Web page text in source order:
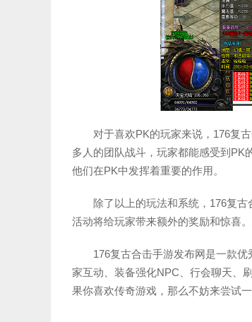
对于喜欢PK的玩家来说，176复
多人的团队战斗，玩家都能感受到PK
他们在PK中发挥着重要的作用。
除了以上的玩法和系统，176复
活动将给玩家带来额外的奖励和惊喜
176复古合击手游发布网是一款
家互动、装备强化NPC、行会聊天、
果你喜欢传奇游戏，那么不妨来尝试